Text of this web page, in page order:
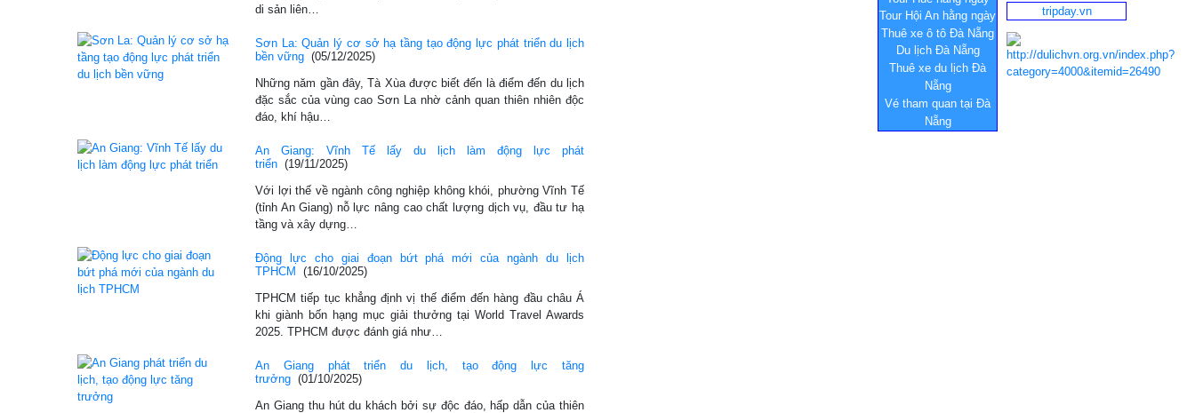
di sản liên…
Sơn La: Quản lý cơ sở hạ tầng tạo động lực phát triển du lịch
bền vững (05/12/2025)
Những năm gần đây, Tà Xùa được biết đến là điểm đến du lịch
đặc sắc của vùng cao Sơn La nhờ cảnh quan thiên nhiên độc
đáo, khí hậu…
An Giang: Vĩnh Tế lấy du lịch làm động lực phát
triển (19/11/2025)
Với lợi thế về ngành công nghiệp không khói, phường Vĩnh Tế
(tỉnh An Giang) nỗ lực nâng cao chất lượng dịch vụ, đầu tư hạ
tầng và xây dựng…
Động lực cho giai đoạn bứt phá mới của ngành du lịch
TPHCM
(16/10/2025)
TPHCM tiếp tục khẳng định vị thế điểm đến hàng đầu châu Á
khi giành bốn hạng mục giải thưởng tại World Travel Awards
2025. TPHCM được đánh giá như…
An Giang phát triển du lịch, tạo động lực tăng
trưởng (01/10/2025)
An Giang thu hút du khách bởi sự độc đáo, hấp dẫn của thiên
Tour Hội An hằng ngày
Thuê xe ô tô Đà Nẵng
Du lịch Đà Nẵng
Thuê xe du lịch Đà
Nẵng
Vé tham quan tại Đà
Nẵng
tripday.vn